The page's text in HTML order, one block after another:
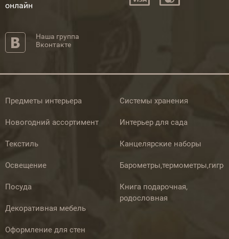
онлайн
Наша группа
Вконтакте
Предметы интерьера
Новогодний ассортимент
Текстиль
Освещение
Посуда
Декоративная мебель
Оформление для стен
Системы хранения
Интерьер для сада
Канцелярские наборы
Книга подарочная,
родословная